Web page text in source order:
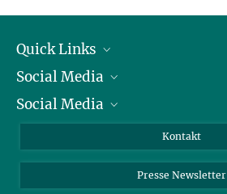
Quick Links
Präsident
Zahlen und Fakten
Meldestelle Fehlverhalten
Social Media
Bluesky
Social Media
YouTube
Kontakt
Presse Newsletter